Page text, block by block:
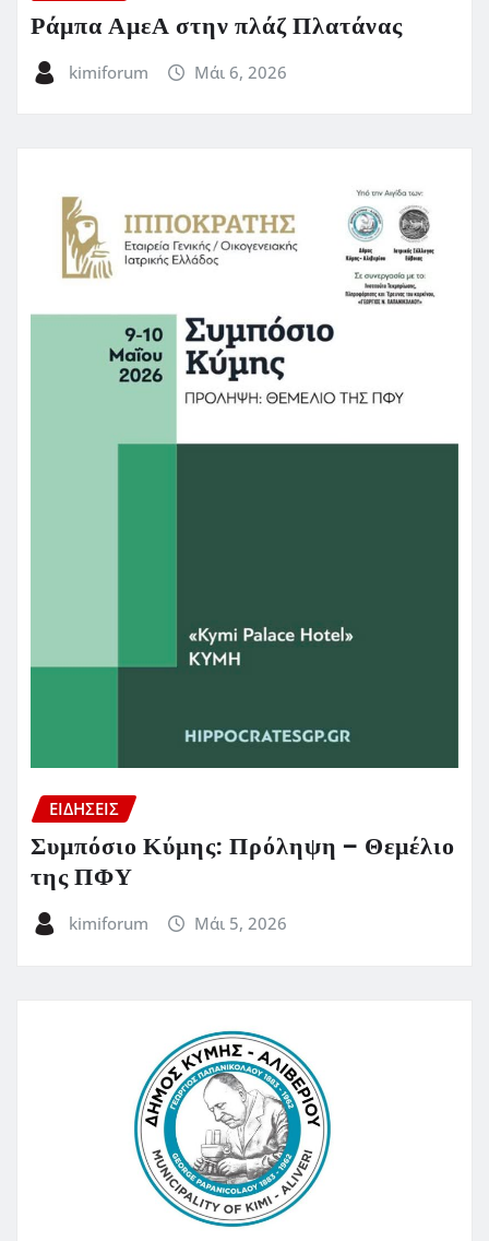
Ράμπα ΑμεΑ στην πλάζ Πλατάνας
kimiforum Μάι 6, 2026
ΕΙΔΗΣΕΙΣ
Συμπόσιο Κύμης: Πρόληψη – Θεμέλιο
της ΠΦΥ
kimiforum Μάι 5, 2026